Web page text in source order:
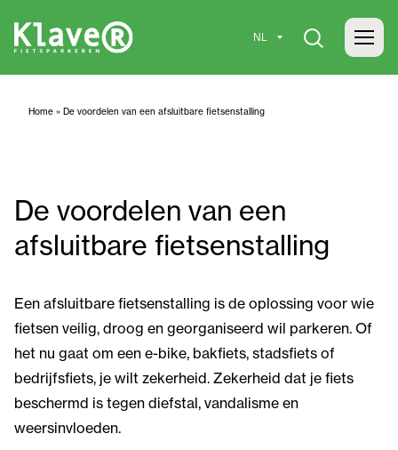
Home » De voordelen van een afsluitbare fietsenstalling
De voordelen van een
afsluitbare fietsenstalling
Een afsluitbare fietsenstalling is de oplossing voor wie
fietsen veilig, droog en georganiseerd wil parkeren. Of
het nu gaat om een e-bike, bakfiets, stadsfiets of
bedrijfsfiets, je wilt zekerheid. Zekerheid dat je fiets
beschermd is tegen diefstal, vandalisme en
weersinvloeden.